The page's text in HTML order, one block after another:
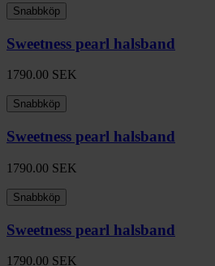
Snabbköp
Sweetness pearl halsband
1790.00 SEK
Snabbköp
Sweetness pearl halsband
1790.00 SEK
Snabbköp
Sweetness pearl halsband
1790.00 SEK